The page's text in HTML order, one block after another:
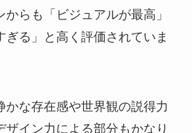
らも「ビジュアルが最高」
ぎる」と高く評価されていま
かな存在感や世界観の説得力
ザイン力による部分もかなり